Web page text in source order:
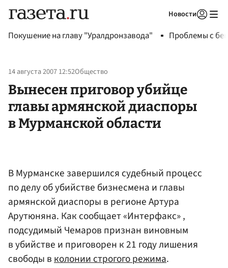
Новости
Покушение на главу "Уралдронзавода" Проблемы с
14 августа 2007 12:52Общество
Вынесен приговор убийце
главы армянской диаспоры
в Мурманской области
В Мурманске завершился судебный процесс
по делу об убийстве бизнесмена и главы
армянской диаспоры в регионе Артура
Арутюняна. Как сообщает «Интерфакс» ,
подсудимый Чемаров признан виновным
в убийстве и приговорен к 21 году лишения
свободы вколонии строгого режима.